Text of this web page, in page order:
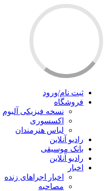
ثبت نام/ورود
فروشگاه
نسخه فیزیکی آلبوم
اکسسوری
لباس هنرمندان
رادیو آنلاین
بانک موسیقی
رادیو آنلاین
اخبار
اخبار اجراهای زنده
مصاحبه